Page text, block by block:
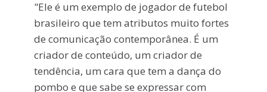
"Ele é um exemplo de jogador de futebol
brasileiro que tem atributos muito fortes
de comunicação contemporânea. É um
criador de conteúdo, um criador de
tendência, um cara que tem a dança do
pombo e que sabe se expressar com